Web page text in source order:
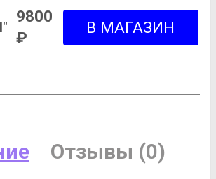
9800
₽
Отзывы (0)